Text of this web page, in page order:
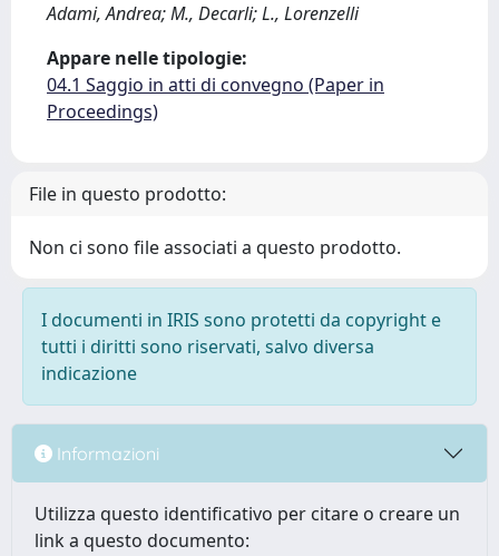
Adami, Andrea; M., Decarli; L., Lorenzelli
Appare nelle tipologie:
04.1 Saggio in atti di convegno (Paper in
Proceedings)
File in questo prodotto:
Non ci sono file associati a questo prodotto.
I documenti in IRIS sono protetti da copyright e
tutti i diritti sono riservati, salvo diversa
indicazione
Informazioni
Utilizza questo identificativo per citare o creare un
link a questo documento: